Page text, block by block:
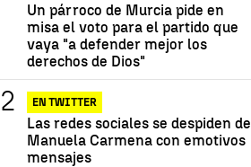
Un párroco de Murcia pide en
misa el voto para el partido que
vaya "a defender mejor los
derechos de Dios"
EN TWITTER
Las redes sociales se despiden de
Manuela Carmena con emotivos
mensajes